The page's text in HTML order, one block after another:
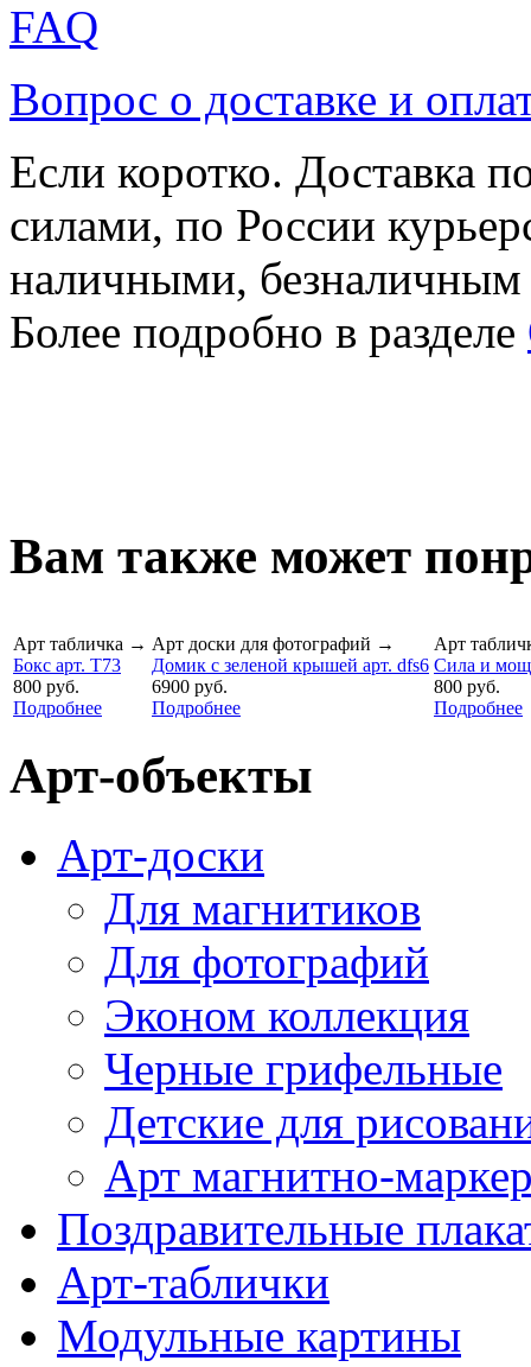
FAQ
Вопрос о доставке и
Если коротко. Доставка
силами, по России
наличными,
Более подробно в разделе
Вам также может
Арт табличка →
Бокс арт. T73
800 руб.
Подробнее
Арт доски для фотографий →
Домик с зеленой крышей арт. dfs6
6900 руб.
Подробнее
Арт
Сила и
800 руб.
Подробнее
Арт-объекты
Арт-доски
Для магнитиков
Для фотографий
Эконом коллекция
Черные грифельные
Детские для
Арт магнитно-
Поздравительные
Арт-таблички
Модульные картины